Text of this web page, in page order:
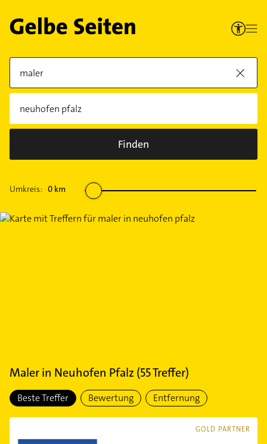
Finden
Umkreis: 0 km
Malerin Neuhofen Pfalz (55Treffer)
Beste Treffer Bewertung Entfernung
GOLD PARTNER